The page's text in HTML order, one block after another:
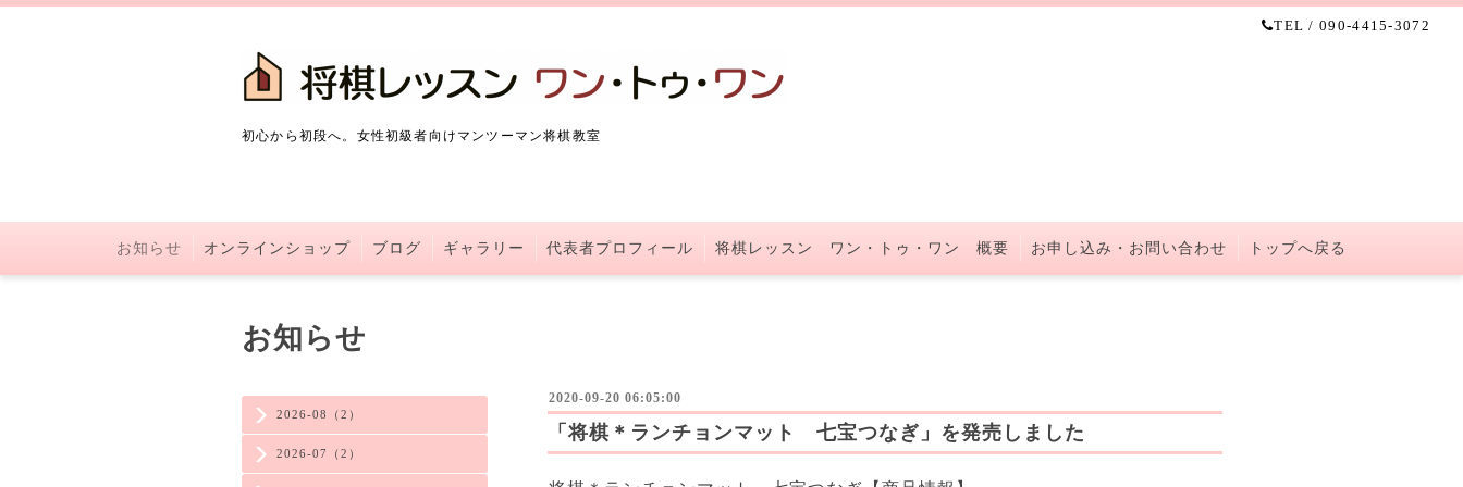
TEL / 090-4415-3072
初心から初段へ。女性初級者向けマンツーマン将棋教室
お知らせ オンラインショップ ブログ ギャラリー 代表者プロフィール 将棋レッスン ワン・トゥ・ワン 概要 お申し込み・お問い合わせ トップへ戻る
2026-08（2）
2026-07（2）
お知らせ
2020-09-20 06:05:00
「将棋＊ランチョンマット 七宝つなぎ」を発売しました